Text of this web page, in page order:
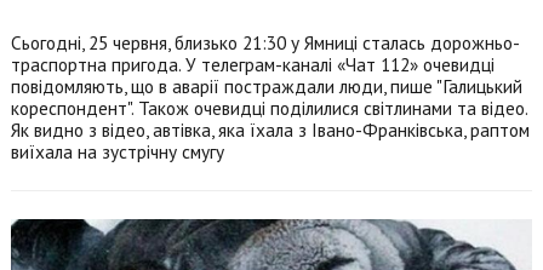
Сьогодні, 25 червня, близько 21:30 у Ямниці сталась дорожньо-
траспортна пригода. У телеграм-каналі «Чат 112» очевидці
повідомляють, що в аварії постраждали люди, пише "Галицький
кореспондент". Також очевидці поділилися світлинами та відео.
Як видно з відео, автівка, яка їхала з Івано-Франківська, раптом
виїхала на зустрічну смугу